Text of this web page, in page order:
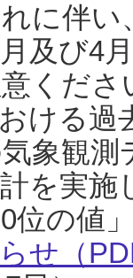
に伴い
及び4
くだ
ける過
気象観
を実
位の値
せ（